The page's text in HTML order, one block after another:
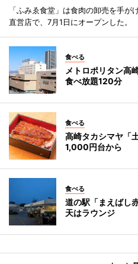
「ふみゑ食堂」は食肉の卸売を手
直営店で、7月1日にオープンした。
食べる
メトロポリタン高
食べ放題120分
食べる
高崎タカシマヤ「
1,000円台から
食べる
道の駅「まえばし
天はラウンジ